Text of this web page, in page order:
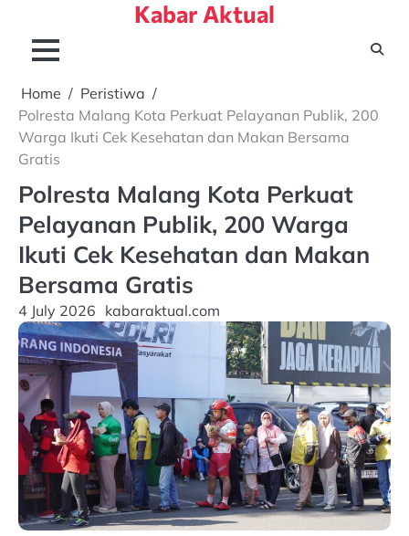
content
Kabar Aktual
Home
Peristiwa
Polresta Malang Kota Perkuat Pelayanan Publik, 200
Warga Ikuti Cek Kesehatan dan Makan Bersama
Gratis
Polresta Malang Kota Perkuat
Pelayanan Publik, 200 Warga
Ikuti Cek Kesehatan dan Makan
Bersama Gratis
4 July 2026 kabaraktual.com